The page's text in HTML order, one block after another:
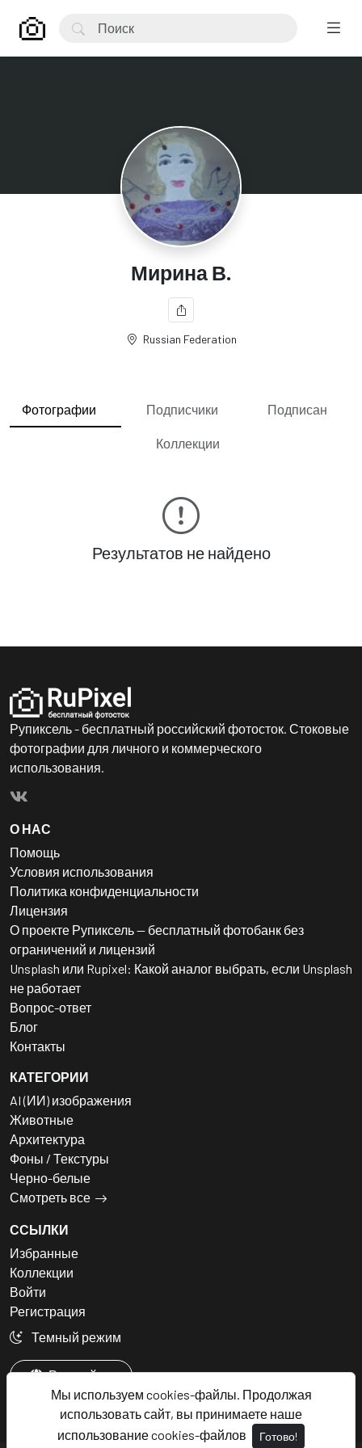
Мы используем cookies-файлы. Продолжая
использовать сайт, вы принимаете наше
использование cookies-файлов
Готово!
Мирина В.
Russian Federation
Фотографии Подписчики Подписан
Коллекции
Результатов не найдено
Рупиксель - бесплатный российский фотосток. Стоковые
фотографии для личного и коммерческого
использования.
О НАС
Помощь
Условия использования
Политика конфиденциальности
Лицензия
О проекте Рупиксель — бесплатный фотобанк без
ограничений и лицензий
Unsplash или Rupixel: Какой аналог выбрать, если Unsplash
не работает
Вопрос-ответ
Блог
Контакты
КАТЕГОРИИ
AI (ИИ) изображения
Животные
Архитектура
Фоны / Текстуры
Черно-белые
Смотреть все
ССЫЛКИ
Избранные
Коллекции
Войти
Регистрация
Темный режим
Русский